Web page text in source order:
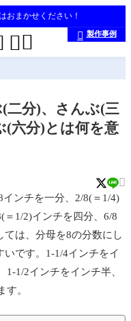
おまかせください！
  製作事例
二分)、さんぶ(三
(六分)とは何を意

ンチを一分、2/8(＝1/4)
＝1/2)インチを四分、6/8
は、分母を8の分数にし
です。1-1/4インチをイ
1/2インチをインチ半、
す。